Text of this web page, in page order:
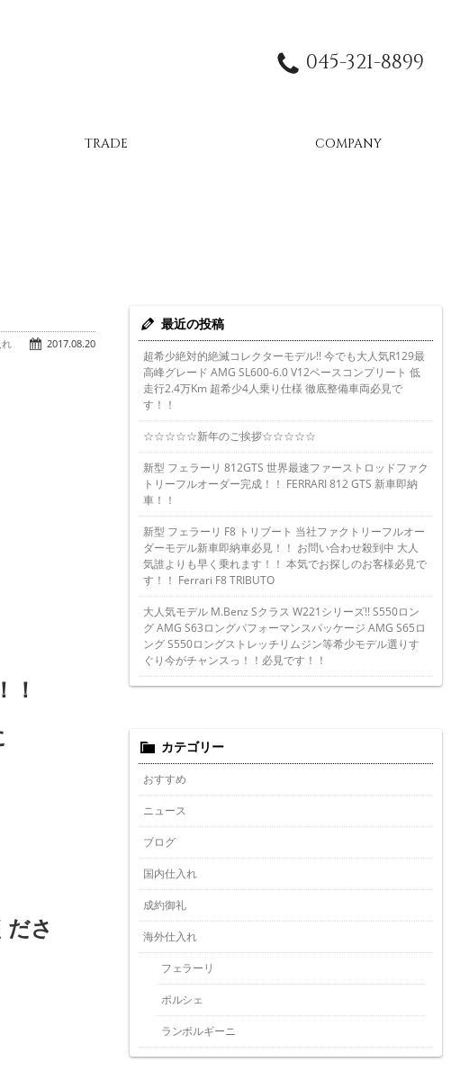
045-321-8899
TRADE COMPANY
2017.08.20
！
さ
最近の投稿
超希少絶対的絶滅コレクターモデル!! 今でも大人気R129最
高峰グレード AMG SL600-6.0 V12ベースコンプリート 低
走行2.4万Km 超希少4人乗り仕様 徹底整備車両必見で
す！！
☆☆☆☆☆新年のご挨拶☆☆☆☆☆
新型 フェラーリ 812GTS 世界最速ファーストロッドファク
トリーフルオーダー完成！！ FERRARI 812 GTS 新車即納
車！！
新型 フェラーリ F8 トリブート 当社ファクトリーフルオー
ダーモデル新車即納車必見！！ お問い合わせ殺到中 大人
気誰よりも早く乗れます！！ 本気でお探しのお客様必見で
す！！ Ferrari F8 TRIBUTO
大人気モデル M.Benz Sクラス W221シリーズ!! S550ロン
グ AMG S63ロングパフォーマンスパッケージ AMG S65ロ
ング S550ロングストレッチリムジン等希少モデル選りす
ぐり今がチャンスっ！！必見です！！
カテゴリー
おすすめ
ニュース
ブログ
国内仕入れ
成約御礼
海外仕入れ
フェラーリ
ポルシェ
ランボルギーニ